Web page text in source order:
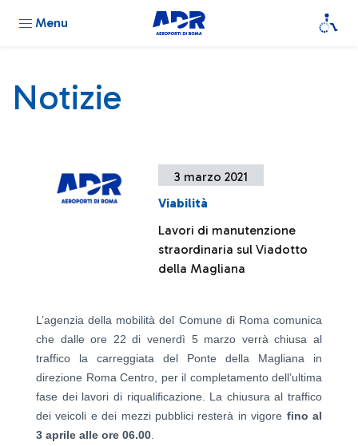
Menu
Notizie
3 marzo 2021
Viabilità
Lavori di manutenzione
straordinaria sul Viadotto
della Magliana
L’agenzia della mobilità del Comune di Roma comunica
che dalle ore 22 di venerdì 5 marzo verrà chiusa al
traffico la carreggiata del Ponte della Magliana in
direzione Roma Centro, per il completamento dell’ultima
fase dei lavori di riqualificazione. La chiusura al traffico
dei veicoli e dei mezzi pubblici resterà in vigore fino al
3 aprile alle ore 06.00